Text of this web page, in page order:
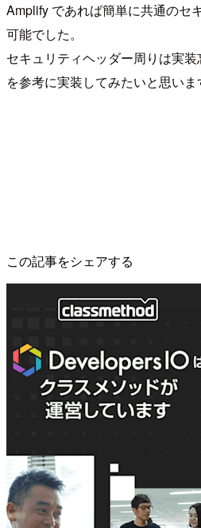
Amplify であれば簡単に共通のセ
可能でした。
セキュリティヘッダー周りは実
を参考に実装してみたいと思いま
この記事をシェアする